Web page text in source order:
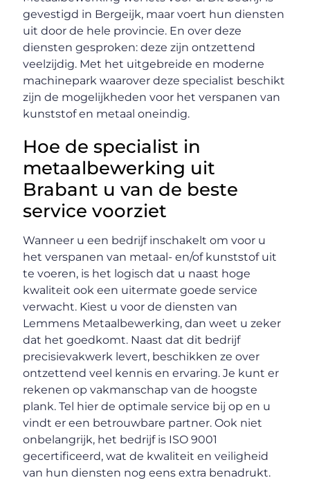
gevestigd in Bergeijk, maar voert hun diensten
uit door de hele provincie. En over deze
diensten gesproken: deze zijn ontzettend
veelzijdig. Met het uitgebreide en moderne
machinepark waarover deze specialist beschikt
zijn de mogelijkheden voor het verspanen van
kunststof en metaal oneindig.
Hoe de specialist in
metaalbewerking uit
Brabant u van de beste
service voorziet
Wanneer u een bedrijf inschakelt om voor u
het verspanen van metaal- en/of kunststof uit
te voeren, is het logisch dat u naast hoge
kwaliteit ook een uitermate goede service
verwacht. Kiest u voor de diensten van
Lemmens Metaalbewerking, dan weet u zeker
dat het goedkomt. Naast dat dit bedrijf
precisievakwerk levert, beschikken ze over
ontzettend veel kennis en ervaring. Je kunt er
rekenen op vakmanschap van de hoogste
plank. Tel hier de optimale service bij op en u
vindt er een betrouwbare partner. Ook niet
onbelangrijk, het bedrijf is ISO 9001
gecertificeerd, wat de kwaliteit en veiligheid
van hun diensten nog eens extra benadrukt.